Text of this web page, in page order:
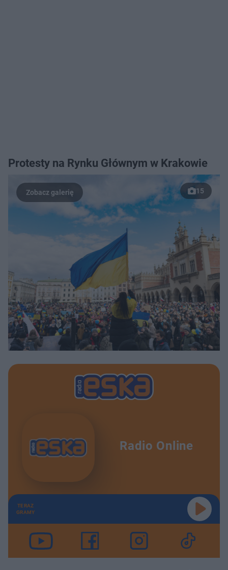
Protesty na Rynku Głównym w Krakowie
15
Radio Online
TERAZ
GRAMY